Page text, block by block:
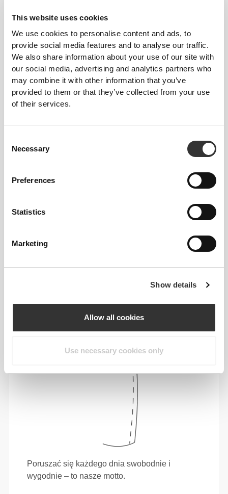
This website uses cookies
We use cookies to personalise content and ads, to
provide social media features and to analyse our traffic.
We also share information about your use of our site with
our social media, advertising and analytics partners who
may combine it with other information that you’ve
provided to them or that they’ve collected from your use
of their services.
Selection
Necessary
Preferences
Statistics
Marketing
Show details
Allow all cookies
Use necessary cookies only
Przewodnik po rozmiarach
Ten przedmiot
bardziej dopasowane ubranie podkreśla Twoją
Poruszać się każdego dnia swobodnie i
wygodnie – to nasze motto.